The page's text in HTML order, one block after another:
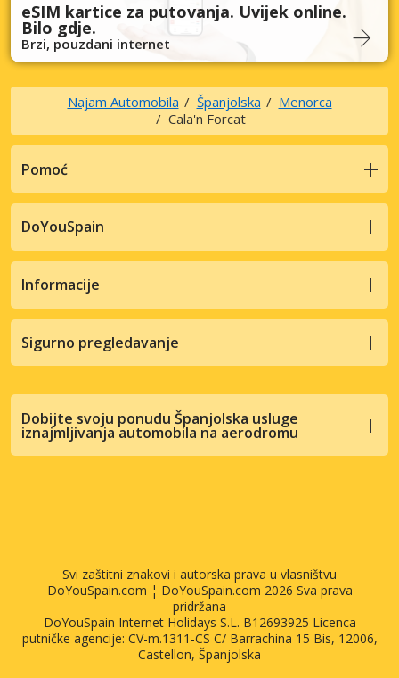
eSIM kartice za putovanja. Uvijek online.
Bilo gdje.
Brzi, pouzdani internet
Najam Automobila Španjolska
Menorca
Cala'n Forcat
Pomoć
DoYouSpain
Informacije
Sigurno pregledavanje
Dobijte svoju ponudu Španjolska usluge
iznajmljivanja automobila na aerodromu
Svi zaštitni znakovi i autorska prava u vlasništvu
DoYouSpain.com ¦ DoYouSpain.com 2026 Sva prava
pridržana
DoYouSpain Internet Holidays S.L. B12693925 Licenca
putničke agencije: CV-m.1311-CS C/ Barrachina 15 Bis, 12006,
Castellon, Španjolska